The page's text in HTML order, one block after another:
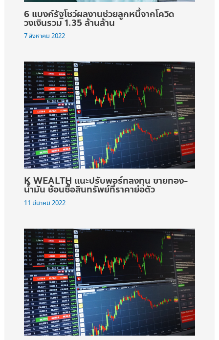
6 แบงก์รัฐโชว์ผลงานช่วยลูกหนี้จากโควิด
วงเงินรวม 1.35 ล้านล้าน
7 สิงหาคม 2022
K WEALTH แนะปรับพอร์ทลงทุน ขายทอง-
น้ำมัน ช้อนซื้อสินทรัพย์ที่ราคาย่อตัว
11 มีนาคม 2022